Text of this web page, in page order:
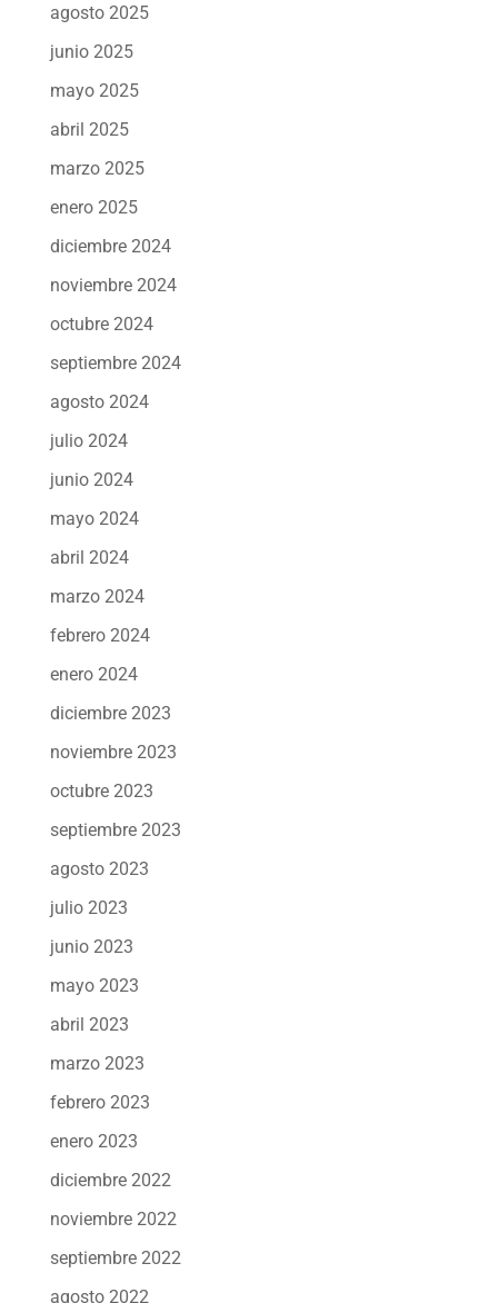
agosto 2025
junio 2025
mayo 2025
abril 2025
marzo 2025
enero 2025
diciembre 2024
noviembre 2024
octubre 2024
septiembre 2024
agosto 2024
julio 2024
junio 2024
mayo 2024
abril 2024
marzo 2024
febrero 2024
enero 2024
diciembre 2023
noviembre 2023
octubre 2023
septiembre 2023
agosto 2023
julio 2023
junio 2023
mayo 2023
abril 2023
marzo 2023
febrero 2023
enero 2023
diciembre 2022
noviembre 2022
septiembre 2022
agosto 2022